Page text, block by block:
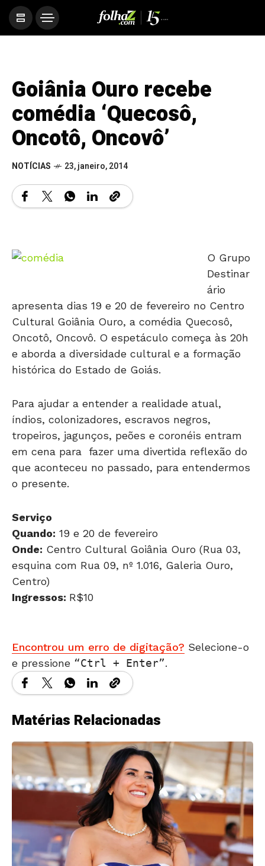
Goiânia Ouro recebe
comédia ‘Quecosô,
Oncotô, Oncovô’
NOTÍCIAS 23, janeiro, 2014
O Grupo
Destinar
ário
apresenta dias 19 e 20 de fevereiro no Centro
Cultural Goiânia Ouro, a comédia Quecosô,
Oncotô, Oncovô. O espetáculo começa às 20h
e aborda a diversidade cultural e a formação
histórica do Estado de Goiás.
Para ajudar a entender a realidade atual,
índios, colonizadores, escravos negros,
tropeiros, jagunços, peões e coronéis entram
em cena para fazer uma divertida reflexão do
que aconteceu no passado, para entendermos
o presente.
Serviço
Quando: 19 e 20 de fevereiro
Onde: Centro Cultural Goiânia Ouro (Rua 03,
esquina com Rua 09, nº 1.016, Galeria Ouro,
Centro)
Ingressos: R$10
Encontrou um erro de digitação? Selecione-o
e pressione
Ctrl + Enter .
Matérias Relacionadas